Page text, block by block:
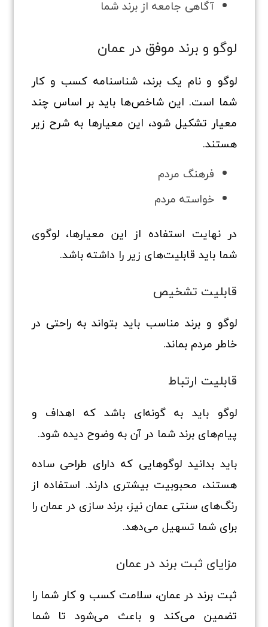
آگاهی جامعه از برند شما
لوگو و برند موفق در عمان
لوگو و نام یک برند، شناسنامه کسب و کار
شما است. این شاخص‌ها باید بر اساس چند
معیار تشکیل شود، این معیارها به شرح زیر
هستند.
فرهنگ مردم
خواسته مردم
در نهایت استفاده از این معیارها، لوگوی
شما باید قابلیت‌های زیر را داشته باشد.
قابلیت تشخیص
لوگو و برند مناسب باید بتواند به راحتی در
خاطر مردم بماند.
قابلیت ارتباط
لوگو باید به گونه‌ای باشد که اهداف و
پیام‌های برند شما در آن به وضوح دیده شود.
باید بدانید لوگوهایی که دارای طراحی ساده
هستند، محبوبیت بیشتری دارند. استفاده از
رنگ‌های سنتی عمان نیز، برند سازی در عمان را
برای شما تسهیل می‌دهد.
مزایای ثبت برند در عمان
ثبت برند در عمان، سلامت کسب و کار شما را
تضمین می‌کند و باعث می‌شود تا شما